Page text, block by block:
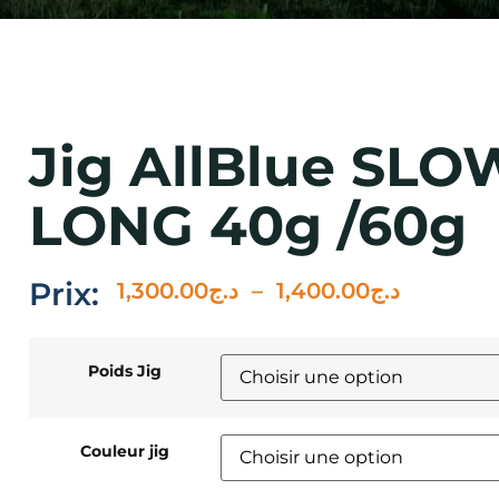
Jig AllBlue
LONG 40g /60g
Prix: د.ج1,300.00 – د.ج1,400.00
Poids Jig
Couleur jig